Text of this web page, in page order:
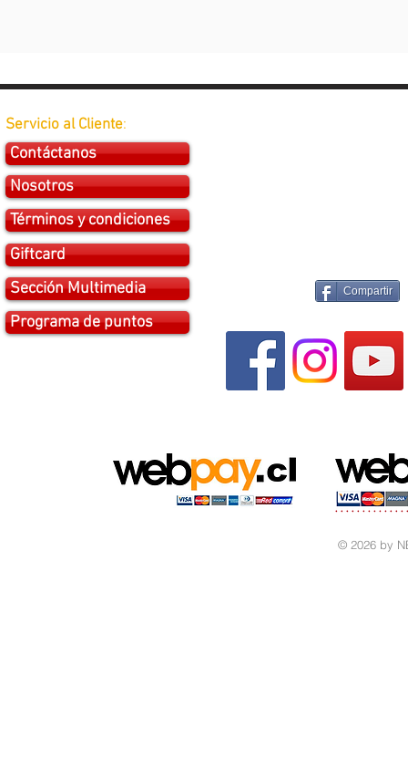
Servicio al Cliente:
Contáctanos
Nosotros
Términos y condiciones
Giftcard
Sección Multimedia
Programa de puntos
Compartir
© 2026 by